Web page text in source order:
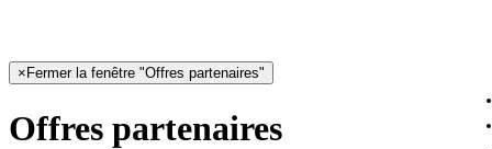
× Fermer la fenêtre "Offres partenaires"
Offres partenaires